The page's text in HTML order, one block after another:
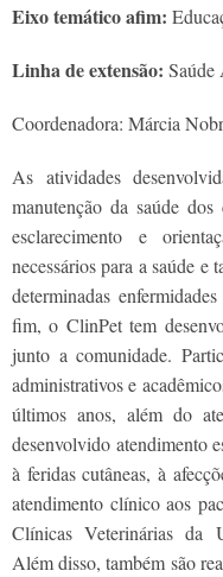
Eixo temático afim:
Linha de extensão: Saúde
Coordenadora: Márcia
As atividades
manutenção da saúde
esclarecimento e
necessários para a saúde e
determinadas
fim, o ClinPet tem
junto a comunidade.
administrativos e
últimos anos, além do
desenvolvido atendimento
à feridas cutâneas, à
atendimento clínico aos
Clínicas Veterinárias da
Além disso, também são